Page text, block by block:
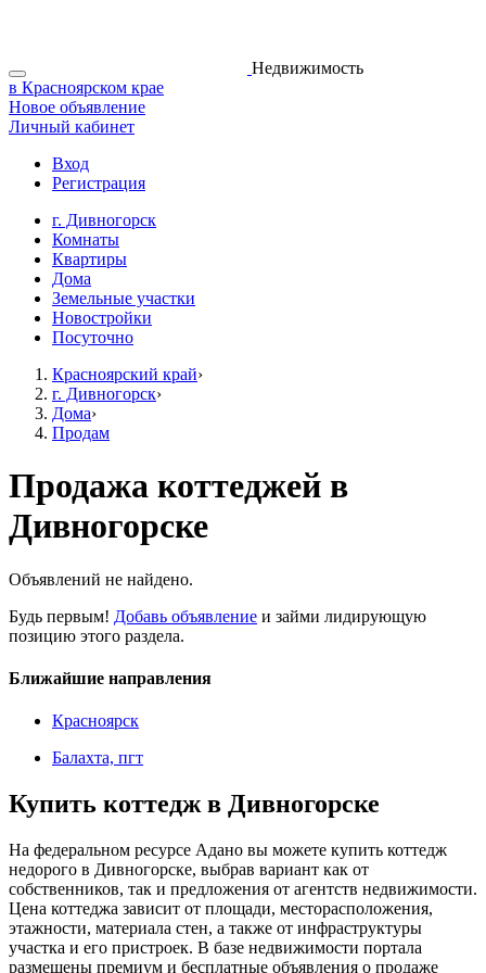
Недвижимость
в Красноярском крае
Новое объявление
Личный кабинет
Вход
Регистрация
г. Дивногорск
Комнаты
Квартиры
Дома
Земельные участки
Новостройки
Посуточно
Красноярский край›
г. Дивногорск›
Дома›
Продам
Продажа коттеджей в
Дивногорске
Объявлений не найдено.
Будь первым! Добавь объявление и займи лидирующую
позицию этого раздела.
Ближайшие направления
Красноярск
Балахта, пгт
Купить коттедж в Дивногорске
На федеральном ресурсе Адано вы можете купить коттедж
недорого в Дивногорске, выбрав вариант как от
собственников, так и предложения от агентств недвижимости.
Цена коттеджа зависит от площади, месторасположения,
этажности, материала стен, а также от инфраструктуры
участка и его пристроек. В базе недвижимости портала
размещены премиум и бесплатные объявления о продаже